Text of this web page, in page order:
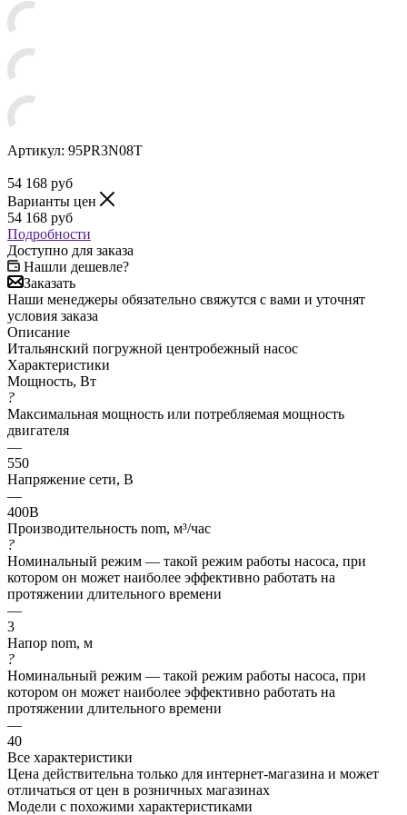
Артикул: 95PR3N08T
54 168 руб
Варианты цен
54 168 руб
Подробности
Доступно для заказа
Нашли дешевле?
Заказать
Наши менеджеры обязательно свяжутся с вами и уточнят
условия заказа
Описание
Итальянский погружной центробежный насос
Характеристики
Мощность, Вт
?
Максимальная мощность или потребляемая мощность
двигателя
—
550
Напряжение сети, В
—
400В
Производительность nom, м³/час
?
Номинальный режим — такой режим работы насоса, при
котором он может наиболее эффективно работать на
протяжении длительного времени
—
3
Напор nom, м
?
Номинальный режим — такой режим работы насоса, при
котором он может наиболее эффективно работать на
протяжении длительного времени
—
40
Все характеристики
Цена действительна только для интернет-магазина и может
отличаться от цен в розничных магазинах
Модели с похожими характеристиками